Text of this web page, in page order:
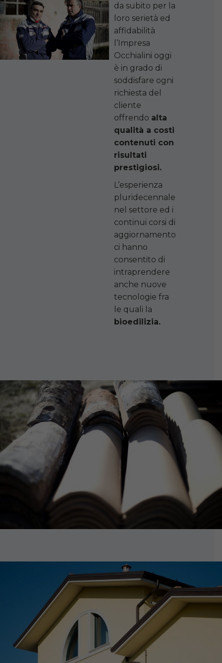
da subito per la
loro serietà ed
affidabilità
l’Impresa
Occhialini oggi
è in grado di
soddisfare ogni
richiesta del
cliente
offrendo alta
qualità a costi
contenuti con
risultati
prestigiosi.
L’esperienza
pluridecennale
nel settore ed i
continui corsi di
aggiornamento
ci hanno
consentito di
intraprendere
anche nuove
tecnologie fra
le quali la
bioedilizia.